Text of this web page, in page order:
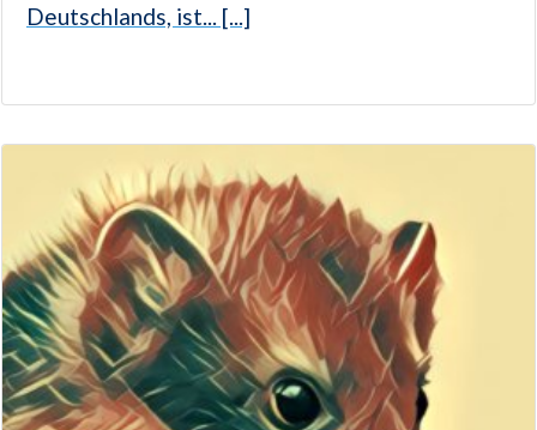
Deutschlands, ist... [...]